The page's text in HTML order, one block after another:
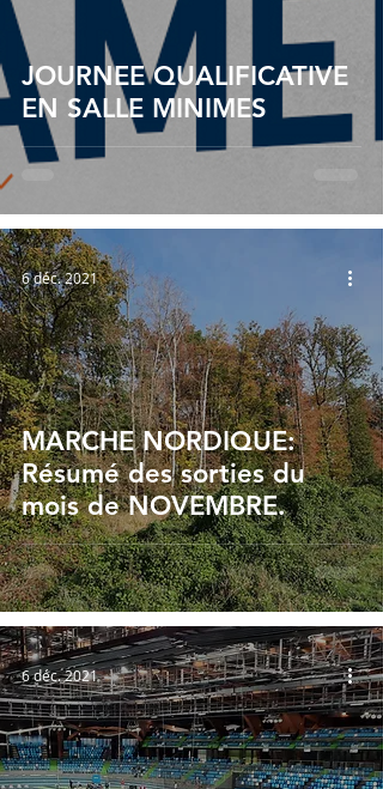
JOURNEE QUALIFICATIVE
EN SALLE MINIMES
MARCHE NORDIQUE:
Résumé des sorties du
mois de NOVEMBRE.
6 déc. 2021
6 déc. 2021